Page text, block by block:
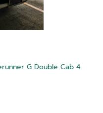
G Double Cab 4